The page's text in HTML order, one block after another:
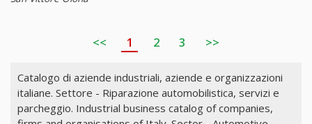
<< 1 2 3 >>
Catalogo di aziende industriali, aziende e organizzazioni
italiane. Settore - Riparazione automobilistica, servizi e
parcheggio. Industrial business catalog of companies,